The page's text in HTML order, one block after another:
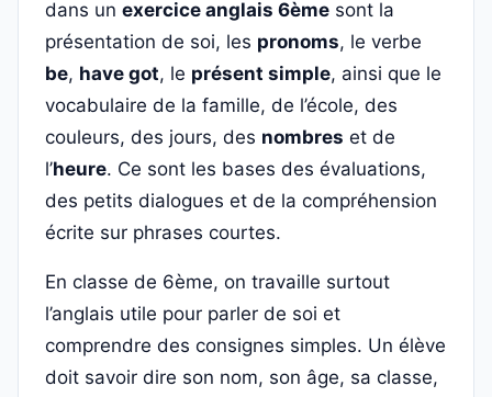
dans un exercice anglais 6ème sont la
présentation de soi, les pronoms, le verbe
be, have got, le présent simple, ainsi que le
vocabulaire de la famille, de l’école, des
couleurs, des jours, des nombres et de
l’heure. Ce sont les bases des évaluations,
des petits dialogues et de la compréhension
écrite sur phrases courtes.
En classe de 6ème, on travaille surtout
l’anglais utile pour parler de soi et
comprendre des consignes simples. Un élève
doit savoir dire son nom, son âge, sa classe,